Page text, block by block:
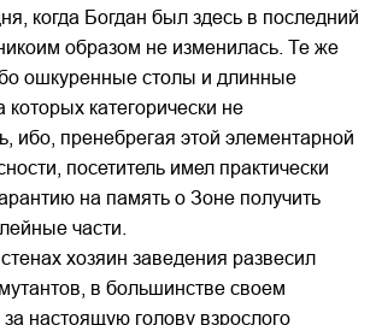
когда Богдан был здесь в последний
образом не изменилась. Те же
ошкуренные столы и длинные
которых категорически не
ибо, пренебрегая этой элементарной
посетитель имел практически
на память о Зоне получить
части.
хозяин заведения развесил
в большинстве своем
настоящую голову взрослого